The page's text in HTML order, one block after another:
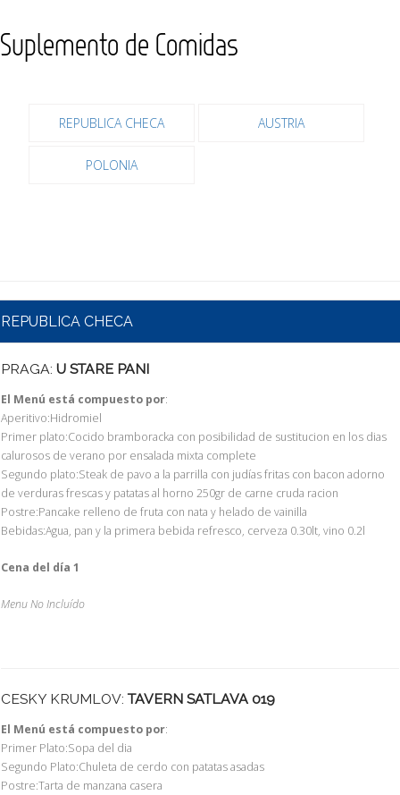
Suplemento de Comidas
REPUBLICA CHECA AUSTRIA
POLONIA
REPUBLICA CHECA
PRAGA: U STARE PANI
El Menú está compuesto por:
Aperitivo:Hidromiel
Primer plato:Cocido bramboracka con posibilidad de sustitucion en los dias
calurosos de verano por ensalada mixta complete
Segundo plato:Steak de pavo a la parrilla con judías fritas con bacon adorno
de verduras frescas y patatas al horno 250gr de carne cruda racion
Postre:Pancake relleno de fruta con nata y helado de vainilla
Bebidas:Agua, pan y la primera bebida refresco, cerveza 0.30lt, vino 0.2l
Cena del día 1
Menu No Incluído
CESKY KRUMLOV:TAVERN SATLAVA 019
El Menú está compuesto por:
Primer Plato:Sopa del dia
Segundo Plato:Chuleta de cerdo con patatas asadas
Postre:Tarta de manzana casera